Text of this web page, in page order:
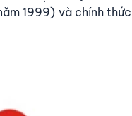
1999) và chính thức